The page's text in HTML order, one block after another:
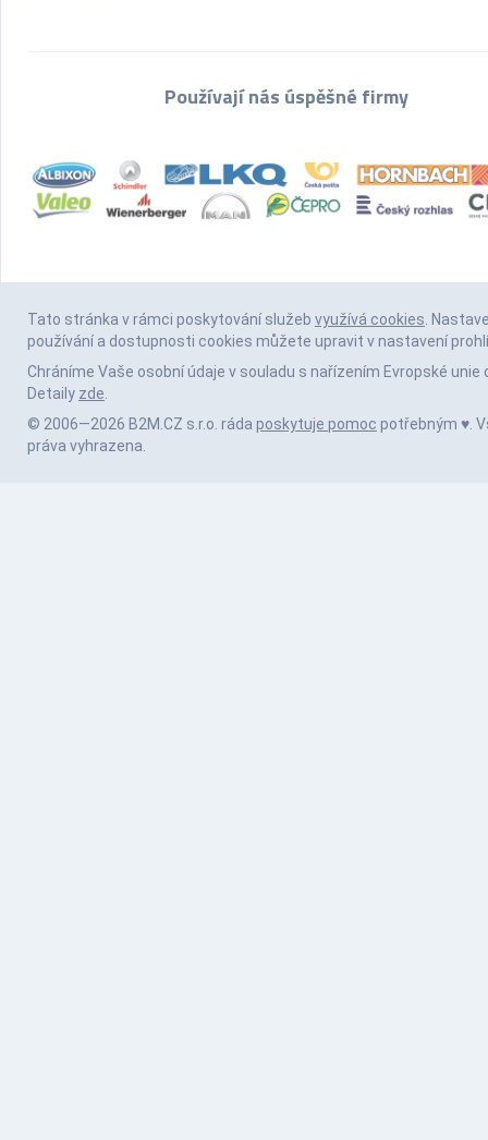
Používají nás úspěšné firmy
Tato stránka v rámci poskytování služeb využívá cookies.
používání a dostupnosti cookies můžete upravit v nastavení
Chráníme Vaše osobní údaje v souladu s nařízením Evropské unie
Detaily zde.
© 2006—2026 B2M.CZ s.r.o. ráda poskytuje pomoc potřebným ♥️.
práva vyhrazena.